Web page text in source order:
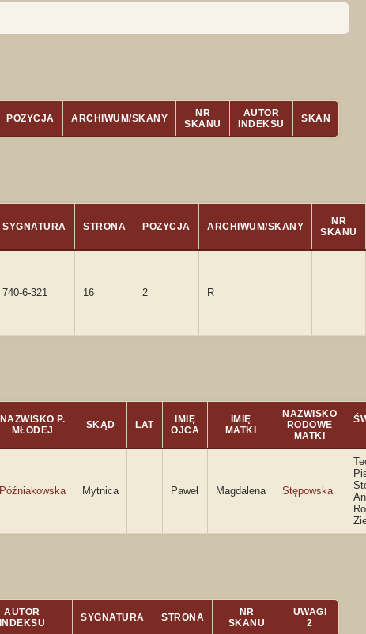
POZYCJA ARCHIWUM/SKANY
NR
SKANU
AUTOR
INDEKSU
SKAN
SYGNATURA STRONA POZYCJA ARCHIWUM/SKANY
NR
SKANU
740-6-321 16 2 R
NAZWISKO P.
MŁODEJ
SKĄD LAT
IMIĘ
OJCA
IMIĘ
MATKI
NAZWISKO
RODOWE
MATKI
Późniakowska Mytnica Paweł Magdalena Stępowska
AUTOR
INDEKSU
SYGNATURA STRONA
NR
SKANU
UWAGI
2